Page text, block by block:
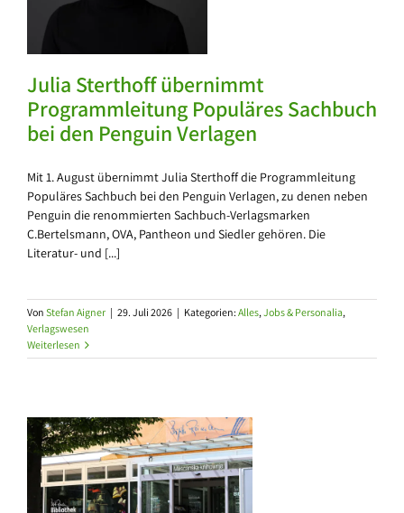
Julia Sterthoff übernimmt
Programmleitung Populäres Sachbuch
bei den Penguin Verlagen
Mit 1. August übernimmt Julia Sterthoff die Programmleitung
Populäres Sachbuch bei den Penguin Verlagen, zu denen neben
Penguin die renommierten Sachbuch-Verlagsmarken
C.Bertelsmann, OVA, Pantheon und Siedler gehören. Die
Literatur- und [...]
Von Stefan Aigner | 29. Juli 2026 | Kategorien: Alles,Jobs & Personalia,
Verlagswesen
Weiterlesen